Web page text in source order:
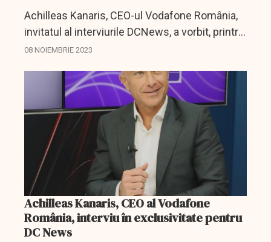
Achilleas Kanaris, CEO-ul Vodafone România,
invitatul al interviurile DCNews, a vorbit, printre
altele și despre modul în care este percepută
08 NOIEMBRIE 2023
Achilleas Kanaris, CEO al Vodafone
România, interviu în exclusivitate pentru
DC News